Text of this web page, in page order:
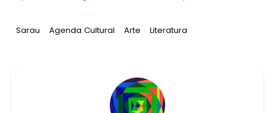
Tag:
Sarau Tag:
Agenda Cultural Tag:
Arte Tag:
Literatura